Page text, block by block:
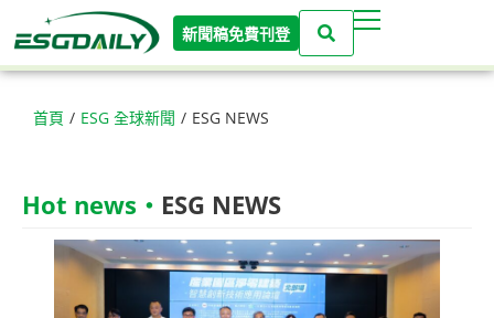
新聞稿免費刊登
首頁 / ESG 全球新聞 / ESG NEWS
Hot news‧ ESG NEWS